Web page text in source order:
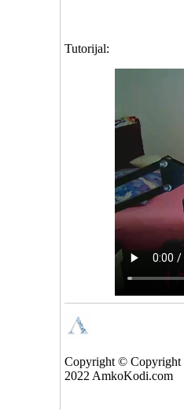
Tutorijal:
Copyright © Copyright
2022 AmkoKodi.com